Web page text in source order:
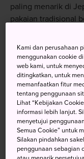
paling menarik di
pakaian tradisional
sambil membawa
dengan dekorasi
pertengahan Juli,
penuh sejarah ini
Jangan
Pastikan
menonton
Kami dan perusahaan
menggunakan cookie
web kami, untuk
ditingkatkan, untuk
memanfaatkan fitur
tentang penggunaan
Lihat “Kebijakan
informasi lebih lanjut.
menyetujui
Semua Cookie” untuk
Silakan pindahkan
penggunaan sebagian